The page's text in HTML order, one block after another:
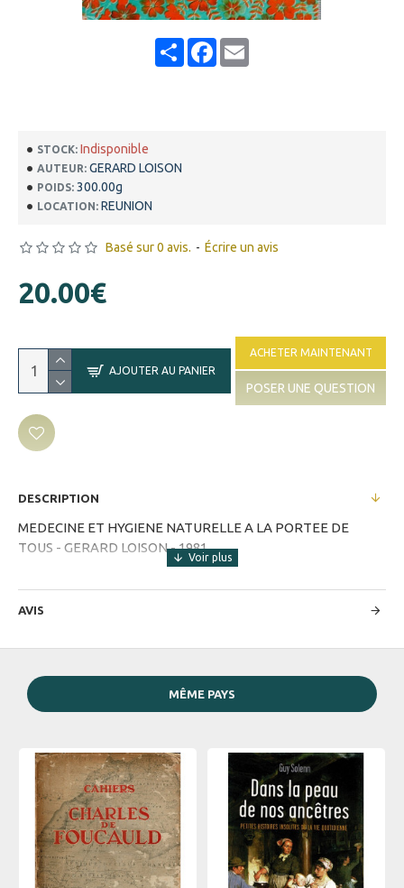
ShareFacebook
Email
STOCK: Indisponible
AUTEUR: GERARD LOISON
POIDS: 300.00g
LOCATION: REUNION
Basé sur 0 avis. - Écrire un avis
20.00€
AJOUTER AU PANIER
ACHETER MAINTENANT
POSER UNE QUESTION
DESCRIPTION
MEDECINE ET HYGIENE NATURELLE A LA PORTEE DE
TOUS - GERARD LOISON - 1981
AVIS
MÊME PAYS